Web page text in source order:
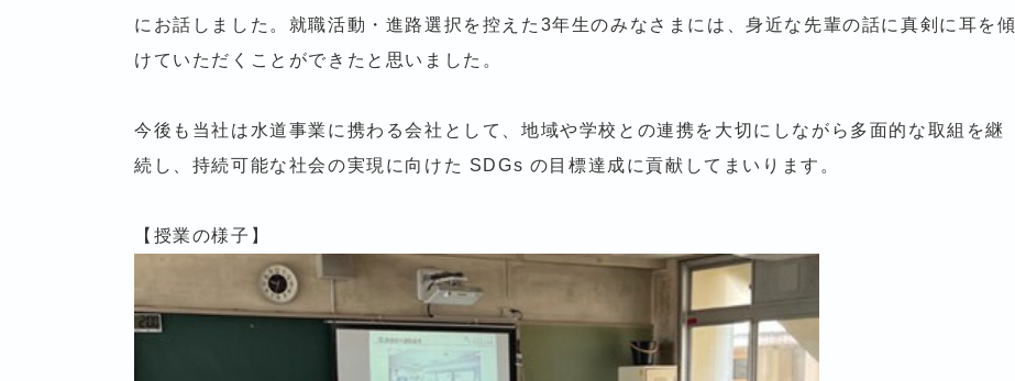
にお話しました。就職活動・進路選択を控えた3年生のみなさまには、身近な先輩の話に真剣に耳を傾
けていただくことができたと思いました。
今後も当社は水道事業に携わる会社として、地域や学校との連携を大切にしながら多面的な取組を継
続し、持続可能な社会の実現に向けた SDGs の目標達成に貢献してまいります。
【授業の様子】